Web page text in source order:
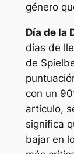
género
Día de la
días de
de
con un
artículo,
significa
bajar en